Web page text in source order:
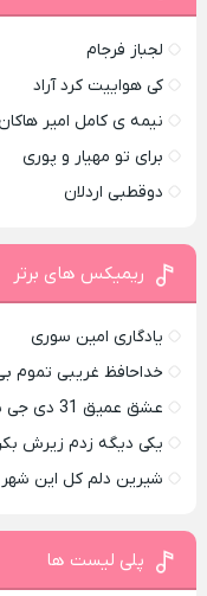
لجباز فرجام
کی هواییت کرد آراد
نیمه ی کامل امیر هاکان
برای تو مهیار و پوری
دوقطبی اردلان
ریمیکس های برتر
یادگاری امین سوری
خداحافظ غریبی تموم
عشق عمیق 31 دی جی شاهین
یکی دیگه زدم زیرش
شیرین دلم کل این
پلی لیست ها